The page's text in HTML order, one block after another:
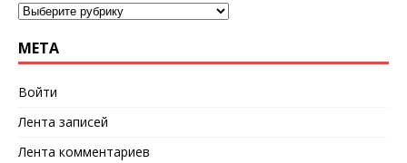
МЕТА
Войти
Лента записей
Лента комментариев